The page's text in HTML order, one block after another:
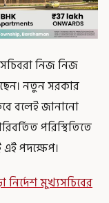
সচিবরা নিজ নিজ
নতুন সরকার
বলেই জানানো
পরিস্থিতিতে
এই পদক্ষেপ।
মুখ্যসচিবের